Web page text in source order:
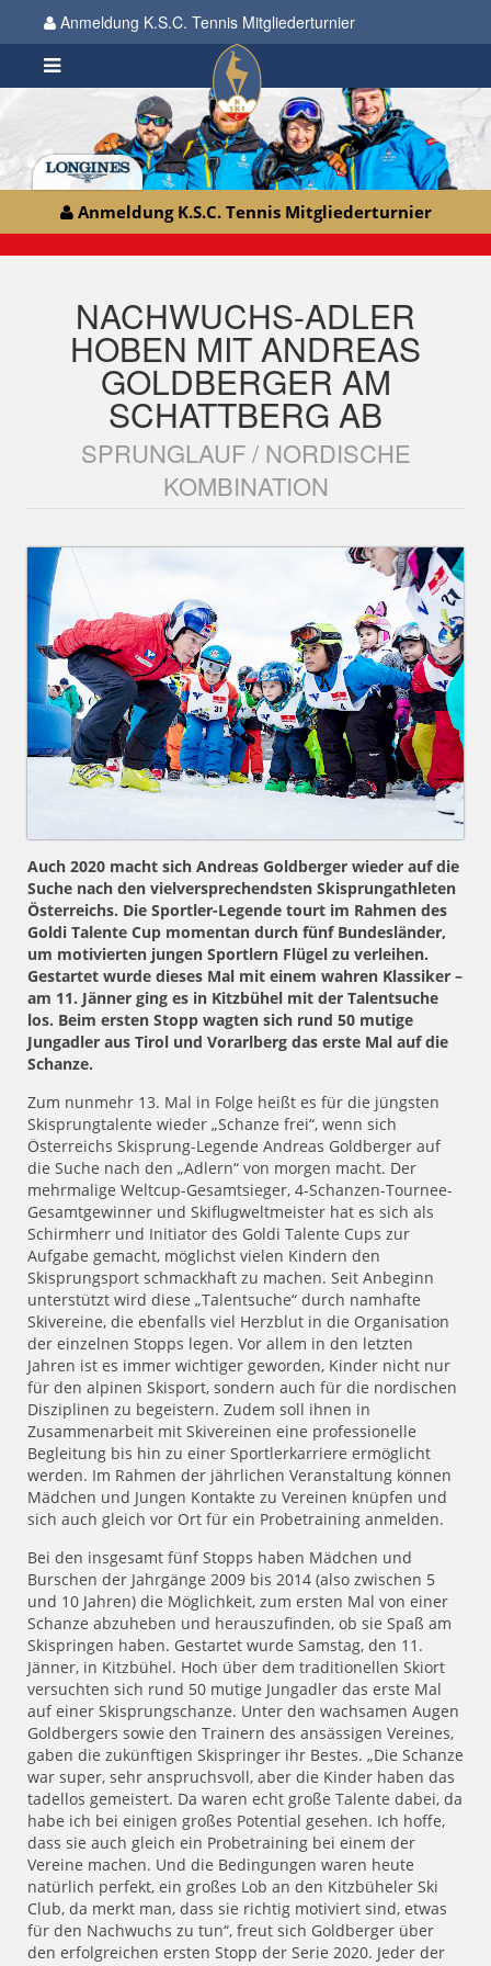
Anmeldung K.S.C. Tennis Mitgliederturnier
Anmeldung K.S.C. Tennis Mitgliederturnier
NACHWUCHS-ADLER
HOBEN MIT ANDREAS
GOLDBERGER AM
SCHATTBERG AB
SPRUNGLAUF / NORDISCHE
KOMBINATION
Auch 2020 macht sich Andreas Goldberger wieder auf die
Suche nach den vielversprechendsten Skisprungathleten
Österreichs. Die Sportler-Legende tourt im Rahmen des
Goldi Talente Cup momentan durch fünf Bundesländer,
um motivierten jungen Sportlern Flügel zu verleihen.
Gestartet wurde dieses Mal mit einem wahren Klassiker –
am 11. Jänner ging es in Kitzbühel mit der Talentsuche
los. Beim ersten Stopp wagten sich rund 50 mutige
Jungadler aus Tirol und Vorarlberg das erste Mal auf die
Schanze.
Zum nunmehr 13. Mal in Folge heißt es für die jüngsten
Skisprungtalente wieder „Schanze frei“, wenn sich
Österreichs Skisprung-Legende Andreas Goldberger auf
die Suche nach den „Adlern“ von morgen macht. Der
mehrmalige Weltcup-Gesamtsieger, 4-Schanzen-Tournee-
Gesamtgewinner und Skiflugweltmeister hat es sich als
Schirmherr und Initiator des Goldi Talente Cups zur
Aufgabe gemacht, möglichst vielen Kindern den
Skisprungsport schmackhaft zu machen. Seit Anbeginn
unterstützt wird diese „Talentsuche“ durch namhafte
Skivereine, die ebenfalls viel Herzblut in die Organisation
der einzelnen Stopps legen. Vor allem in den letzten
Jahren ist es immer wichtiger geworden, Kinder nicht nur
für den alpinen Skisport, sondern auch für die nordischen
Disziplinen zu begeistern. Zudem soll ihnen in
Zusammenarbeit mit Skivereinen eine professionelle
Begleitung bis hin zu einer Sportlerkarriere ermöglicht
werden. Im Rahmen der jährlichen Veranstaltung können
Mädchen und Jungen Kontakte zu Vereinen knüpfen und
sich auch gleich vor Ort für ein Probetraining anmelden.
Bei den insgesamt fünf Stopps haben Mädchen und
Burschen der Jahrgänge 2009 bis 2014 (also zwischen 5
und 10 Jahren) die Möglichkeit, zum ersten Mal von einer
Schanze abzuheben und herauszufinden, ob sie Spaß am
Skispringen haben. Gestartet wurde Samstag, den 11.
Jänner, in Kitzbühel. Hoch über dem traditionellen Skiort
versuchten sich rund 50 mutige Jungadler das erste Mal
auf einer Skisprungschanze. Unter den wachsamen Augen
Goldbergers sowie den Trainern des ansässigen Vereines,
gaben die zukünftigen Skispringer ihr Bestes. „Die Schanze
war super, sehr anspruchsvoll, aber die Kinder haben das
tadellos gemeistert. Da waren echt große Talente dabei, da
habe ich bei einigen großes Potential gesehen. Ich hoffe,
dass sie auch gleich ein Probetraining bei einem der
Vereine machen. Und die Bedingungen waren heute
natürlich perfekt, ein großes Lob an den Kitzbüheler Ski
Club, da merkt man, dass sie richtig motiviert sind, etwas
für den Nachwuchs zu tun“, freut sich Goldberger über
den erfolgreichen ersten Stopp der Serie 2020. Jeder der